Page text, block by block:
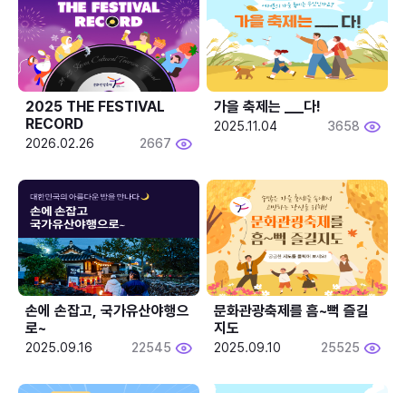
2025 THE FESTIVAL
RECORD
2026.02.26 2667
2025.11.04 3658
손에 손잡고, 국가유산야행으
로~
2025.09.16 22545
문화관광축제를 흠~뻑 즐길
지도
2025.09.10 25525